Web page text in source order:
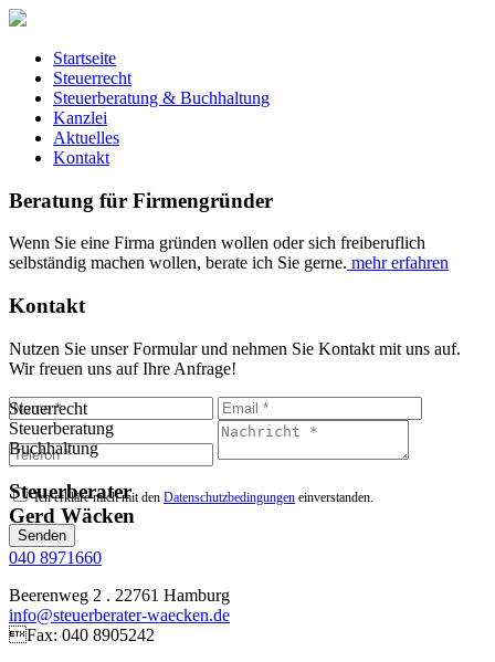
Startseite
Steuerrecht
Steuerberatung & Buchhaltung
Kanzlei
Aktuelles
Kontakt
Beratung für Firmengründer
Wenn Sie eine Firma gründen wollen oder sich freiberuflich
selbständig machen wollen, berate ich Sie gerne. mehr erfahren
Kontakt
Nutzen Sie unser Formular und nehmen Sie Kontakt mit uns auf.
Wir freuen uns auf Ihre Anfrage!
Ich erkläre mich mit den Datenschutzbedingungen einverstanden.
Senden
Steuerrecht
Steuerberatung
Buchhaltung
Steuerberater
Gerd Wäcken
040 8971660
Beerenweg 2 . 22761 Hamburg
info@steuerberater-waecken.de
Fax: 040 8905242